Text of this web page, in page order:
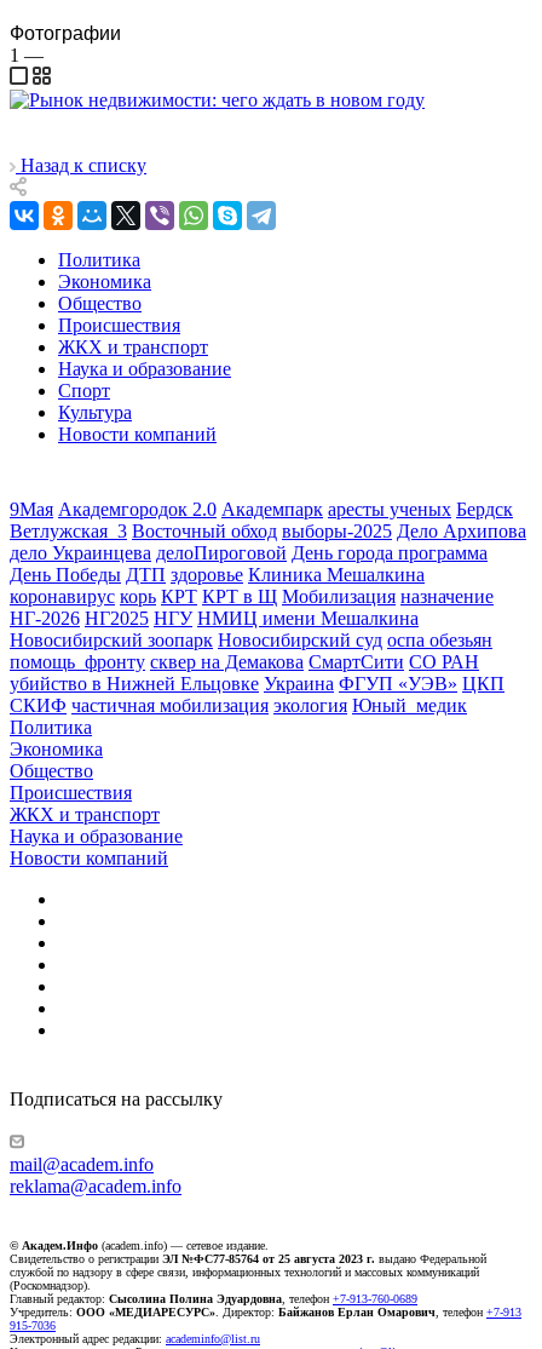
Фотографии
1 —
Назад к списку
Политика
Экономика
Общество
Происшествия
ЖКХ и транспорт
Наука и образование
Спорт
Культура
Новости компаний
9Мая Академгородок 2.0 Академпарк аресты ученых Бердск
Ветлужская_3 Восточный обход выборы-2025 Дело Архипова
дело Украинцева делоПироговой День города программа
День Победы ДТП здоровье Клиника Мешалкина
коронавирус корь КРТ КРТ в Щ Мобилизация назначение
НГ-2026 НГ2025 НГУ НМИЦ имени Мешалкина
Новосибирский зоопарк Новосибирский суд оспа обезьян
помощь_фронту сквер на Демакова СмартСити СО РАН
убийство в Нижней Ельцовке Украина ФГУП «УЭВ» ЦКП
СКИФ частичная мобилизация экология Юный_медик
Политика
Экономика
Общество
Происшествия
ЖКХ и транспорт
Наука и образование
Новости компаний
Подписаться на рассылку
mail@academ.info
reklama@academ.info
© Академ.Инфо (academ.info) — сетевое издание.
Свидетельство о регистрации ЭЛ №ФС77-85764 от 25 августа 2023 г. выдано Федеральной
службой по надзору в сфере связи, информационных технологий и массовых коммуникаций
(Роскомнадзор).
Главный редактор: Сысолина Полина Эдуардовна , телефон +7-913-760-0689
Учредитель: ООО «МЕДИАРЕСУРС» . Директор: Байжанов Ерлан Омарович , телефон +7-913
915-7036
Электронный адрес редакции: academinfo@list.ru